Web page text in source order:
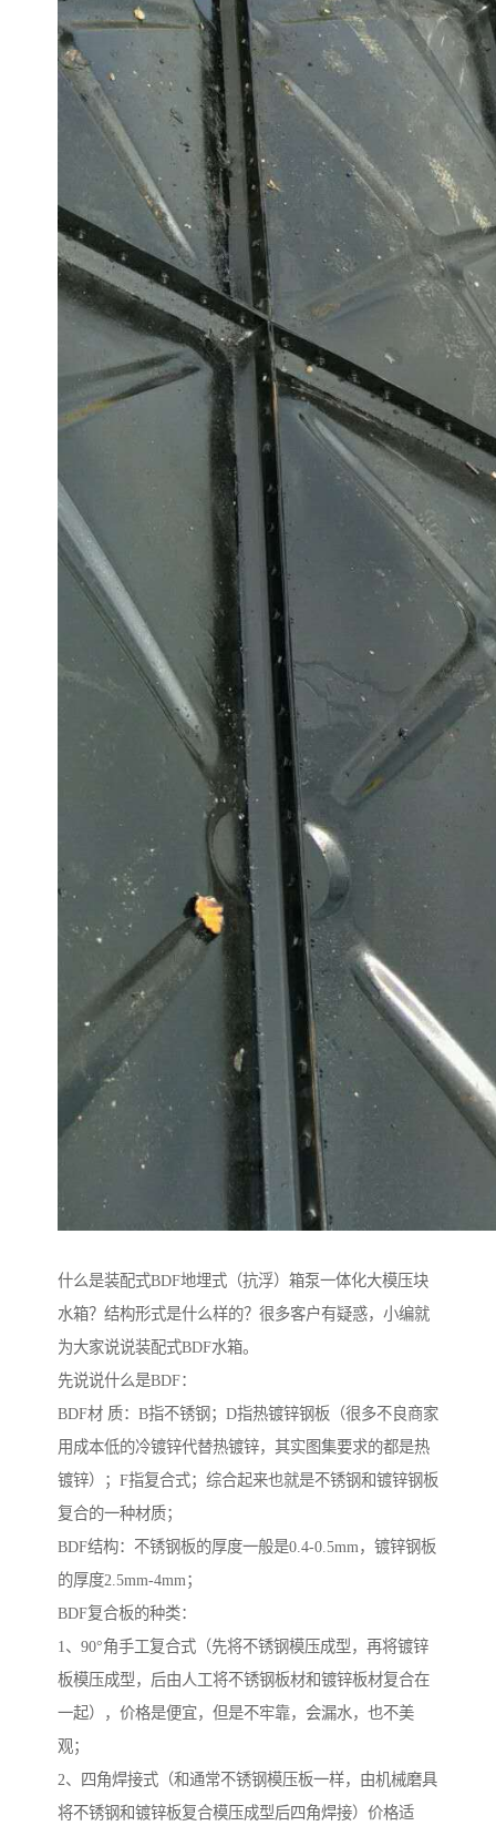
什么是装配式BDF地埋式（抗浮）箱泵一体化大模压块
水箱？结构形式是什么样的？很多客户有疑惑，小编就
为大家说说装配式BDF水箱。
先说说什么是BDF：
BDF材 质：B指不锈钢；D指热镀锌钢板（很多不良商家
用成本低的冷镀锌代替热镀锌，其实图集要求的都是热
镀锌）；F指复合式；综合起来也就是不锈钢和镀锌钢板
复合的一种材质；
BDF结构：不锈钢板的厚度一般是0.4-0.5mm，镀锌钢板
的厚度2.5mm-4mm；
BDF复合板的种类：
1、90°角手工复合式（先将不锈钢模压成型，再将镀锌
板模压成型，后由人工将不锈钢板材和镀锌板材复合在
一起），价格是便宜，但是不牢靠，会漏水，也不美
观；
2、四角焊接式（和通常不锈钢模压板一样，由机械磨具
将不锈钢和镀锌板复合模压成型后四角焊接）价格适